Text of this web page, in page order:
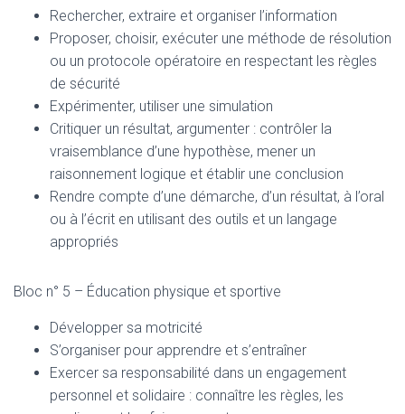
Rechercher, extraire et organiser l’information
Proposer, choisir, exécuter une méthode de résolution
ou un protocole opératoire en respectant les règles
de sécurité
Expérimenter, utiliser une simulation
Critiquer un résultat, argumenter : contrôler la
vraisemblance d’une hypothèse, mener un
raisonnement logique et établir une conclusion
Rendre compte d’une démarche, d’un résultat, à l’oral
ou à l’écrit en utilisant des outils et un langage
appropriés
Bloc n° 5 – Éducation physique et sportive
Développer sa motricité
S’organiser pour apprendre et s’entraîner
Exercer sa responsabilité dans un engagement
personnel et solidaire : connaître les règles, les